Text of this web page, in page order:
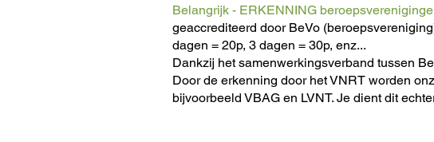
Belangrijk - ERKENNING
geaccrediteerd door BeVo
dagen = 20p, 3 dagen = 30p, enz...
Dankzij het samenwerkingsverband tussen
Door de erkenning door het VNRT worden
bijvoorbeeld VBAG en LVNT. Je dient dit